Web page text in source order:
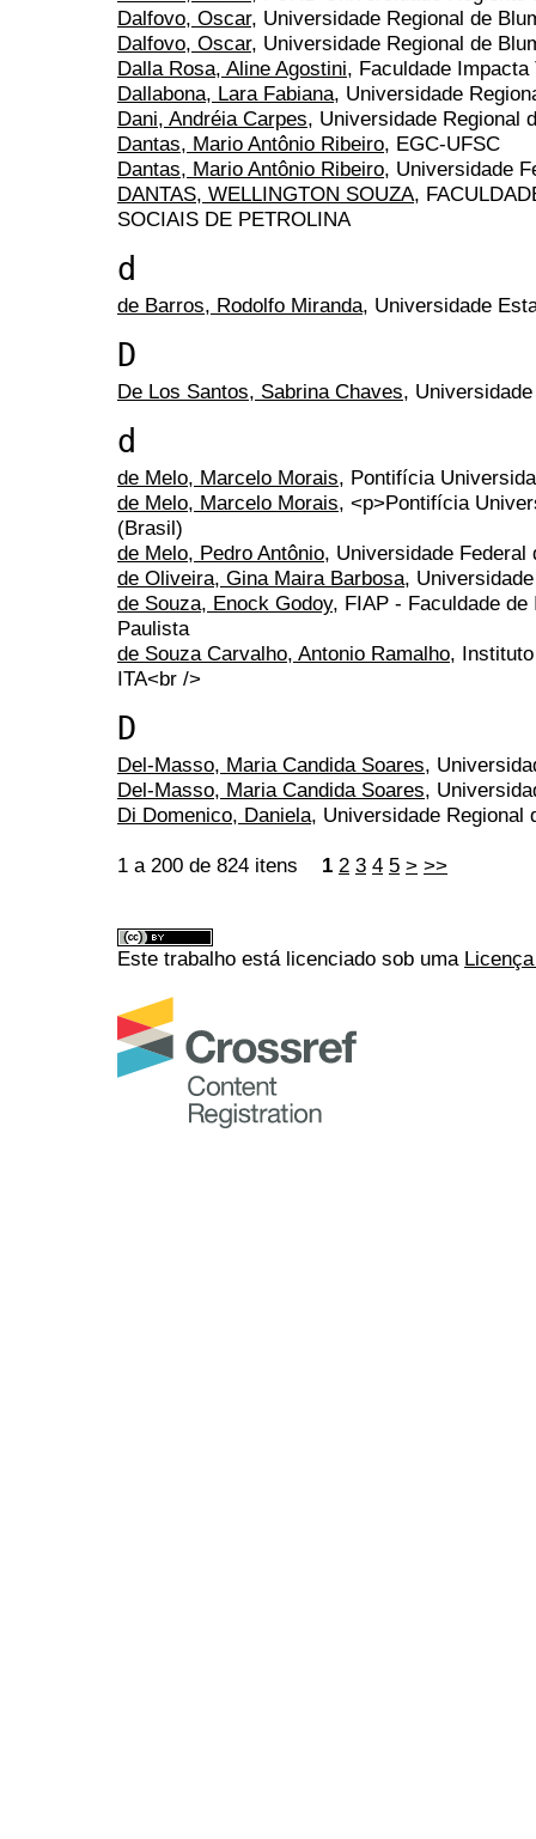
Dalfovo, Oscar, Universidade Regional de
Dalfovo, Oscar, Universidade Regional de
Dalla Rosa, Aline Agostini, Faculdade Impacta
Dallabona, Lara Fabiana, Universidade
Dani, Andréia Carpes, Universidade Regional
Dantas, Mario Antônio Ribeiro, EGC-UFSC
Dantas, Mario Antônio Ribeiro, Universidade
DANTAS, WELLINGTON SOUZA,
SOCIAIS DE PETROLINA
d
de Barros, Rodolfo Miranda, Universidade
D
De Los Santos, Sabrina Chaves,
d
de Melo, Marcelo Morais, Pontifícia
de Melo, Marcelo Morais, <p>Pontifícia
(Brasil)
de Melo, Pedro Antônio, Universidade Federal
de Oliveira, Gina Maira Barbosa,
de Souza, Enock Godoy, FIAP - Faculdade
Paulista
de Souza Carvalho, Antonio Ramalho,
ITA<br />
D
Del-Masso, Maria Candida Soares,
Del-Masso, Maria Candida Soares,
Di Domenico, Daniela, Universidade Regional
1 a 200 de 824 itens 1 2 3 4 5 > >>
Este trabalho está licenciado sob uma